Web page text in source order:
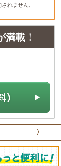
れません。
載！
〉